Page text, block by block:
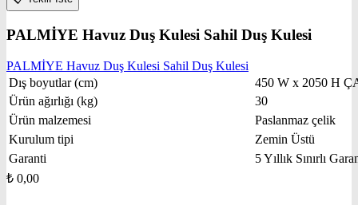
PALMİYE Havuz Duş Kulesi Sahil Duş Kulesi
PALMİYE Havuz Duş Kulesi Sahil Duş Kulesi
Dış boyutlar (cm)
450 W x 2050 H
Ürün ağırlığı (kg)
30
Ürün malzemesi
Paslanmaz çelik
Kurulum tipi
Zemin Üstü
Garanti
5 Yıllık Sınırlı
₺ 0,00